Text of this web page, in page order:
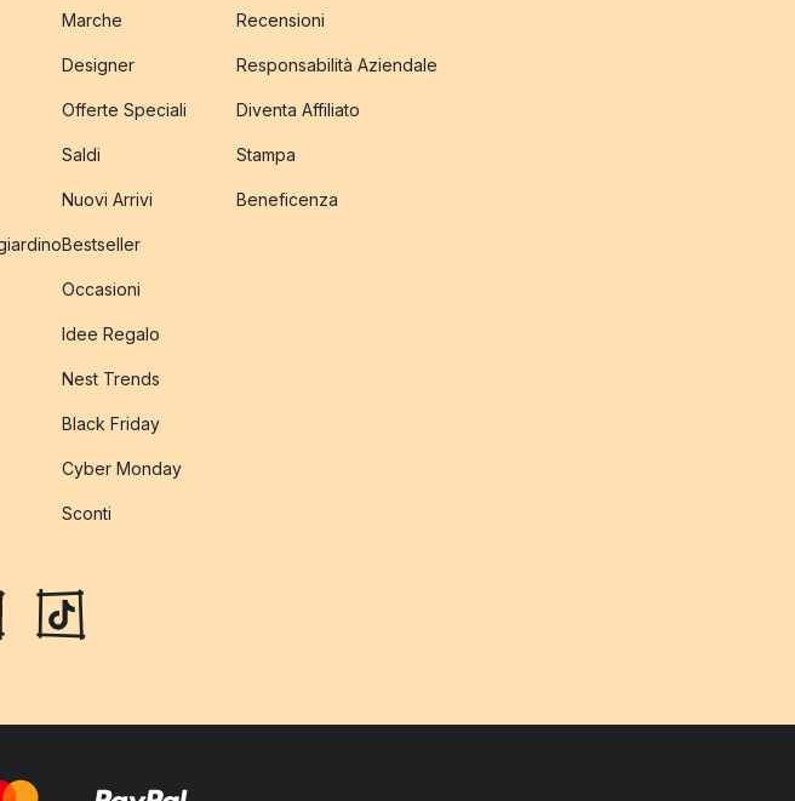
Marche
Designer
Offerte Speciali
Saldi
Nuovi Arrivi
Bestseller
Occasioni
Idee Regalo
Nest Trends
Black Friday
Cyber Monday
Sconti
Recensioni
Responsabilità Aziendale
Diventa Affiliato
Stampa
Beneficenza